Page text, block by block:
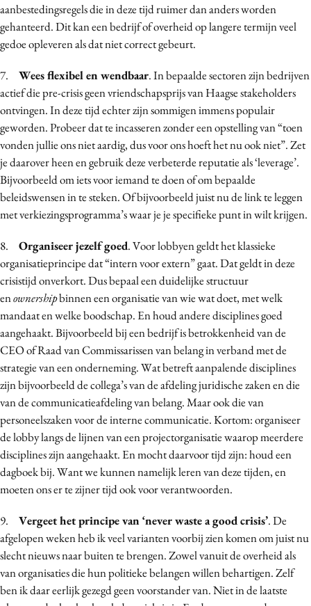
aanbestedingsregels die in deze tijd ruimer dan anders worden
gehanteerd. Dit kan een bedrijf of overheid op langere termijn veel
gedoe opleveren als dat niet correct gebeurt.
7. Wees flexibel en wendbaar. In bepaalde sectoren zijn bedrijven
actief die pre-crisis geen vriendschapsprijs van Haagse stakeholders
ontvingen. In deze tijd echter zijn sommigen immens populair
geworden. Probeer dat te incasseren zonder een opstelling van “toen
vonden jullie ons niet aardig, dus voor ons hoeft het nu ook niet”. Zet
je daarover heen en gebruik deze verbeterde reputatie als ‘leverage’.
Bijvoorbeeld om iets voor iemand te doen of om bepaalde
beleidswensen in te steken. Of bijvoorbeeld juist nu de link te leggen
met verkiezingsprogramma’s waar je je specifieke punt in wilt krijgen.
8. Organiseer jezelf goed. Voor lobbyen geldt het klassieke
organisatieprincipe dat “intern voor extern” gaat. Dat geldt in deze
crisistijd onverkort. Dus bepaal een duidelijke structuur
enownershipbinnen een organisatie van wie wat doet, met welk
mandaat en welke boodschap. En houd andere disciplines goed
aangehaakt. Bijvoorbeeld bij een bedrijf is betrokkenheid van de
CEO of Raad van Commissarissen van belang in verband met de
strategie van een onderneming. Wat betreft aanpalende disciplines
zijn bijvoorbeeld de collega’s van de afdeling juridische zaken en die
van de communicatieafdeling van belang. Maar ook die van
personeelszaken voor de interne communicatie. Kortom: organiseer
de lobby langs de lijnen van een projectorganisatie waarop meerdere
disciplines zijn aangehaakt. En mocht daarvoor tijd zijn: houd een
dagboek bij. Want we kunnen namelijk leren van deze tijden, en
moeten ons er te zijner tijd ook voor verantwoorden.
9. Vergeet het principe van ‘never waste a good crisis’. De
afgelopen weken heb ik veel varianten voorbij zien komen om juist nu
slecht nieuws naar buiten te brengen. Zowel vanuit de overheid als
van organisaties die hun politieke belangen willen behartigen. Zelf
ben ik daar eerlijk gezegd geen voorstander van. Niet in de laatste